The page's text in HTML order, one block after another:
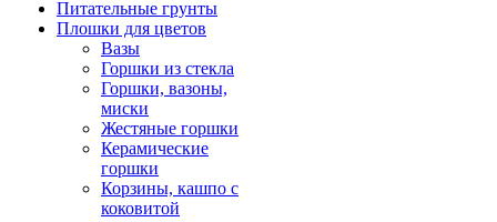
Питательные грунты
Плошки для цветов
Вазы
Горшки из стекла
Горшки, вазоны,
миски
Жестяные горшки
Керамические
горшки
Корзины, кашпо с
коковитой